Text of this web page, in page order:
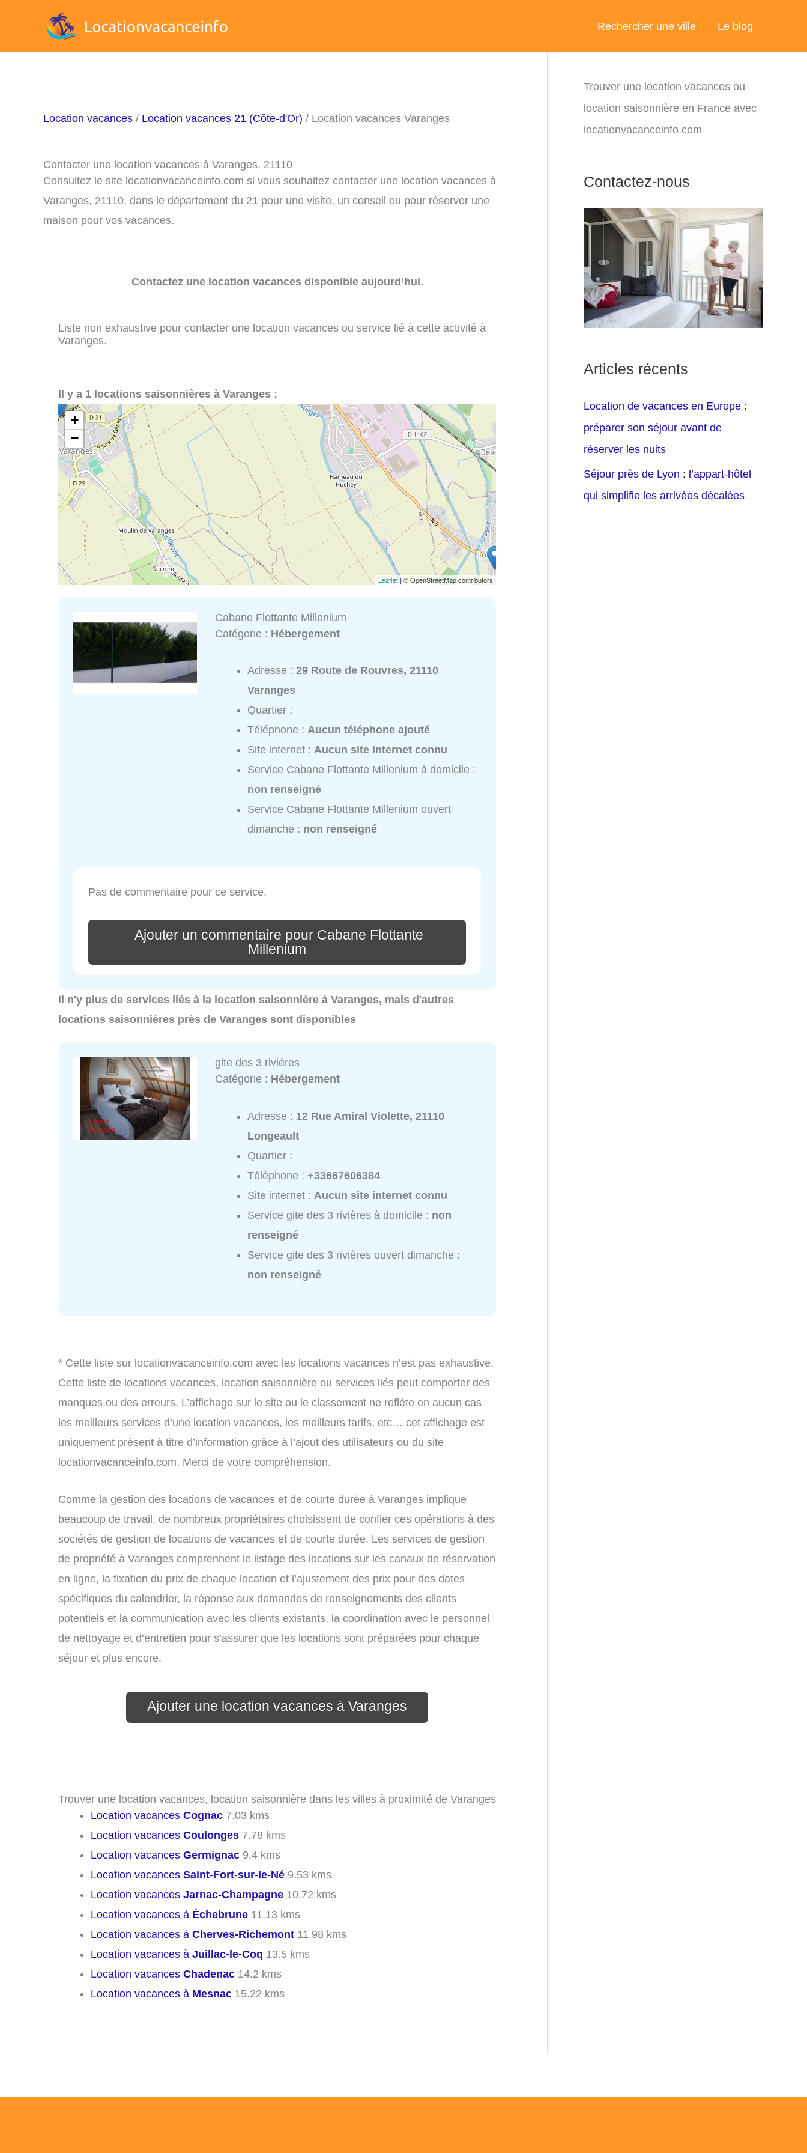
Rechercher une ville Le blog
Location vacances / Location vacances 21 (Côte-d'Or) / Location vacances Varanges
Contacter une location vacances à Varanges, 21110
Consultez le site locationvacanceinfo.com si vous souhaitez contacter une location vacances à
Varanges, 21110, dans le département du 21 pour une visite, un conseil ou pour réserver une
maison pour vos vacances.
Contactez une location vacances disponible aujourd’hui.
Liste non exhaustive pour contacter une location vacances ou service lié à cette activité à
Varanges.
Il y a 1 locations saisonnières à Varanges :
+
−
Leaflet | © OpenStreetMap contributors
Cabane Flottante Millenium
Catégorie : Hébergement
Adresse :29 Route de Rouvres, 21110
Varanges
Quartier :
Téléphone :Aucun téléphone ajouté
Site internet :Aucun site internet connu
Service Cabane Flottante Millenium à domicile :
non renseigné
Service Cabane Flottante Millenium ouvert
dimanche : non renseigné
Pas de commentaire pour ce service.
Ajouter un commentaire pour Cabane Flottante
Millenium
Il n'y plus de services liés à la location saisonnière à Varanges, mais d'autres
locations saisonnières près de Varanges sont disponibles
gite des 3 rivières
Catégorie : Hébergement
Adresse : 12 Rue Amiral Violette, 21110
Longeault
Quartier :
Téléphone :+33667606384
Site internet :Aucun site internet connu
Service gite des 3 rivières à domicile : non
renseigné
Service gite des 3 rivières ouvert dimanche :
non renseigné
* Cette liste sur locationvacanceinfo.com avec les locations vacances n’est pas exhaustive.
Cette liste de locations vacances, location saisonnière ou services liés peut comporter des
manques ou des erreurs. L’affichage sur le site ou le classement ne reflète en aucun cas
les meilleurs services d’une location vacances, les meilleurs tarifs, etc… cet affichage est
uniquement présent à titre d’information grâce à l’ajout des utilisateurs ou du site
locationvacanceinfo.com. Merci de votre compréhension.
Comme la gestion des locations de vacances et de courte durée à Varanges implique
beaucoup de travail, de nombreux propriétaires choisissent de confier ces opérations à des
sociétés de gestion de locations de vacances et de courte durée. Les services de gestion
de propriété à Varanges comprennent le listage des locations sur les canaux de réservation
en ligne, la fixation du prix de chaque location et l’ajustement des prix pour des dates
spécifiques du calendrier, la réponse aux demandes de renseignements des clients
potentiels et la communication avec les clients existants, la coordination avec le personnel
de nettoyage et d’entretien pour s’assurer que les locations sont préparées pour chaque
séjour et plus encore.
Ajouter une location vacances à Varanges
Trouver une location vacances, location saisonnière dans les villes à proximité de Varanges
Location vacances Cognac 7.03 kms
Location vacances Coulonges 7.78 kms
Location vacances Germignac 9.4 kms
Location vacances Saint-Fort-sur-le-Né 9.53 kms
Location vacances Jarnac-Champagne 10.72 kms
Location vacances à Échebrune 11.13 kms
Location vacances à Cherves-Richemont 11.98 kms
Location vacances à Juillac-le-Coq 13.5 kms
Location vacances Chadenac 14.2 kms
Location vacances à Mesnac 15.22 kms
Trouver une location vacances ou
location saisonnière en France avec
locationvacanceinfo.com
Contactez-nous
Articles récents
Location de vacances en Europe :
préparer son séjour avant de
réserver les nuits
Séjour près de Lyon : l’appart-hôtel
qui simplifie les arrivées décalées